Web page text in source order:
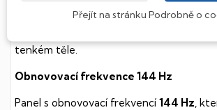
Herní počítač s kvalitní klávesnicí a 3D
tenkém těle.
Obnovovací frekvence 144 Hz
Panel s obnovovací frekvencí 144 Hz ,
Přejít na stránku Podrobně o